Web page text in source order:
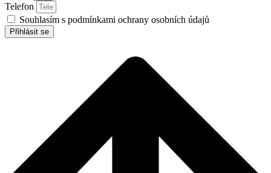
Telefon
Souhlasím s podmínkami ochrany osobních údajů
Přihlásit se